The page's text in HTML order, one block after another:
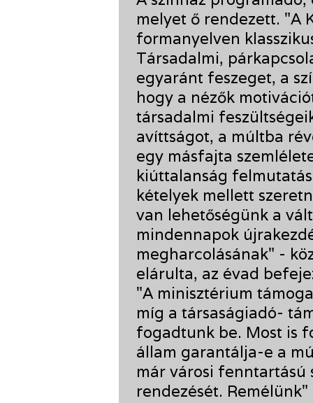
melyet ő rendezett. "A
formanyelven
Társadalmi,
egyaránt feszeget, a
hogy a nézők
társadalmi
avíttságot, a múltba
egy másfajta
kiúttalanság
kételyek mellett
van lehetőségünk a
mindennapok
megharcolásának" -
elárulta, az évad
"A minisztérium
míg a társaságiadó-
fogadtunk be. Most is
állam garantálja-e a
már városi fenntartású
rendezését.